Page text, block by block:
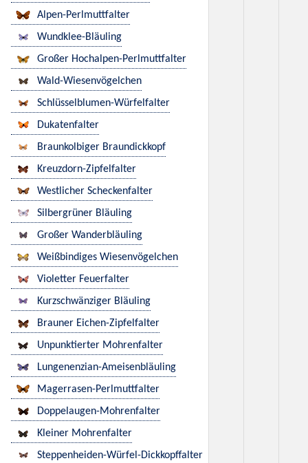
Alpen-Perlmuttfalter
Wundklee-Bläuling
Großer Hochalpen-Perlmuttfalter
Wald-Wiesenvögelchen
Schlüsselblumen-Würfelfalter
Dukatenfalter
Braunkolbiger Braundickkopf
Kreuzdorn-Zipfelfalter
Westlicher Scheckenfalter
Silbergrüner Bläuling
Großer Wanderbläuling
Weißbindiges Wiesenvögelchen
Violetter Feuerfalter
Kurzschwänziger Bläuling
Brauner Eichen-Zipfelfalter
Unpunktierter Mohrenfalter
Lungenenzian-Ameisenbläuling
Magerrasen-Perlmuttfalter
Doppelaugen-Mohrenfalter
Kleiner Mohrenfalter
Steppenheiden-Würfel-Dickkopffalter